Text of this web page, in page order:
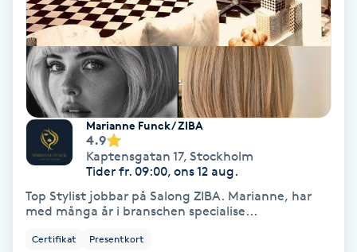
Kinesiologi
Kinesisk medicin
Kiropraktik
Klangmassage
Klippning
Marianne Funck/ ZIBA
4.9
Kaptensgatan 17, Stockholm
Tider fr. 09:00, ons 12 aug.
Top Stylist jobbar på Salong ZIBA. Marianne, har
med många år i branschen specialise...
Certifikat Presentkort